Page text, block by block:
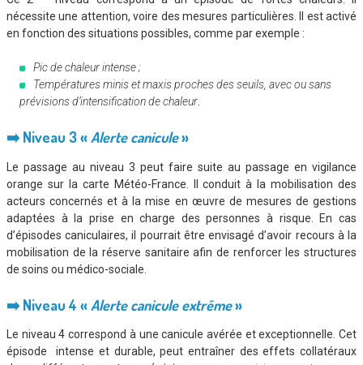
nécessite une attention, voire des mesures particulières. Il est activé
en fonction des situations possibles, comme par exemple :
Pic de chaleur intense ;
Températures minis et maxis proches des seuils, avec ou sans
prévisions d’intensification de chaleur
➡️ Niveau 3 «Alerte canicule»
Le passage au niveau 3 peut faire suite au passage en vigilance
orange sur la carte Météo-France. Il conduit à la mobilisation des
acteurs concernés et à la mise en œuvre de mesures de gestions
adaptées à la prise en charge des personnes à risque. En cas
d’épisodes caniculaires, il pourrait être envisagé d’avoir recours à la
mobilisation de la réserve sanitaire afin de renforcer les structures
de soins ou médico-sociale.
➡️ Niveau 4 «Alerte canicule extrême»
Le niveau 4 correspond à une canicule avérée et exceptionnelle. Cet
épisode intense et durable, peut entraîner des effets collatéraux